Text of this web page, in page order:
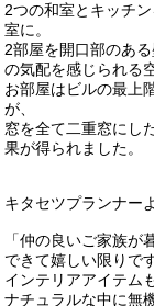
2つの和室とキッチ
室に。
2部屋を開口部のあ
の気配を感じられる
お部屋はビルの最上
が、
窓を全て二重窓にし
果が得られました。
キタセツプランナー
「仲の良いご家族
できて嬉しい限りです
インテリアアイテム
ナチュラルな中に無